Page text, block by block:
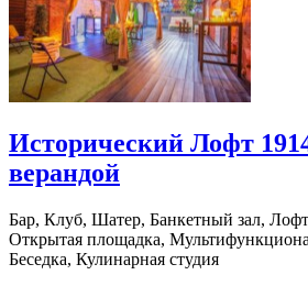
Исторический Лофт
верандой
Бар, Клуб, Шатер, Банкетный зал,
Открытая площадка,
Беседка, Кулинарная студия